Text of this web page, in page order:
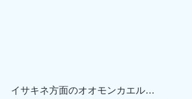
イサキネ方面のオオモンカエル…